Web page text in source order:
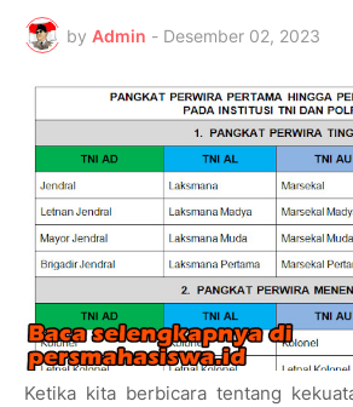
by Admin - Desember 02, 2023
Ketika kita berbicara tentang